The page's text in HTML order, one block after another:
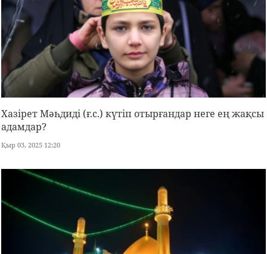
Хазірет Мәһдиді (ғ.с.) күтіп отырғандар неге ең жақсы
адамдар?
Қыр 03, 2025 12:20